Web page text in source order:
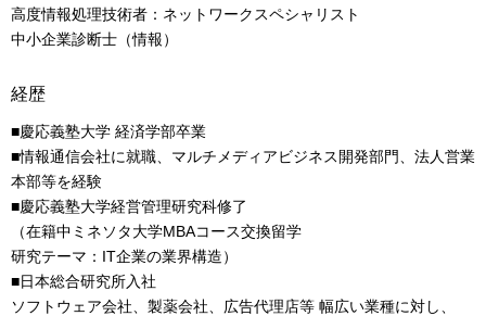
高度情報処理技術者：ネットワークスペシャリスト
中小企業診断士（情報）
経歴
■慶応義塾大学 経済学部卒業
■情報通信会社に就職、マルチメディアビジネス開発部門、法人営業
本部等を経験
■慶応義塾大学経営管理研究科修了
（在籍中ミネソタ大学MBAコース交換留学
研究テーマ：IT企業の業界構造）
■日本総合研究所入社
ソフトウェア会社、製薬会社、広告代理店等 幅広い業種に対し、